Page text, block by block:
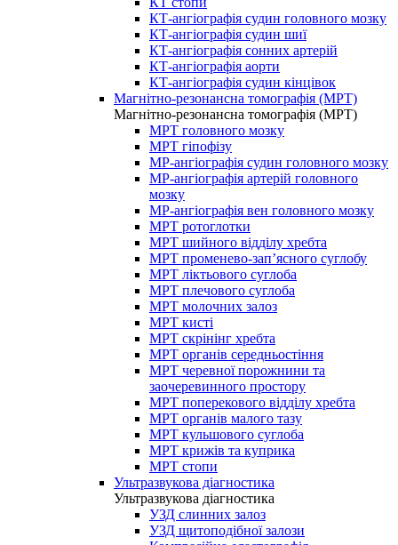
КТ-ангіографія судин головного мозку
КТ-ангіографія судин шиї
КТ-ангіографія сонних артерій
КТ-ангіографія аорти
КТ-ангіографія судин кінцівок
Магнітно-резонансна томографія (МРТ)
Магнітно-резонансна томографія (МРТ)
МРТ головного мозку
МРТ гіпофізу
МР-ангіографія судин головного мозку
МР-ангіографія артерій головного
мозку
МР-ангіографія вен головного мозку
МРТ ротоглотки
МРТ шийного відділу хребта
МРТ променево-зап’ясного суглобу
МРТ ліктьового суглоба
МРТ плечового суглоба
МРТ молочних залоз
МРТ кисті
МРТ скрінінг хребта
МРТ органів середньостіння
МРТ черевної порожнини та
заочеревинного простору
МРТ поперекового відділу хребта
МРТ органів малого тазу
МРТ кульшового суглоба
МРТ крижів та куприка
МРТ стопи
Ультразвукова діагностика
Ультразвукова діагностика
УЗД слинних залоз
УЗД щитоподібної залози